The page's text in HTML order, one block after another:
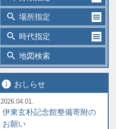
search 場所指定
search 時代指定
search 地図検索
info おしらせ
2026.04.01.
伊東玄朴記念館整備寄附の
お願い